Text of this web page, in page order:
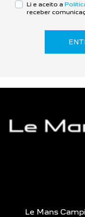
Li e aceito a
receber
Le Mans